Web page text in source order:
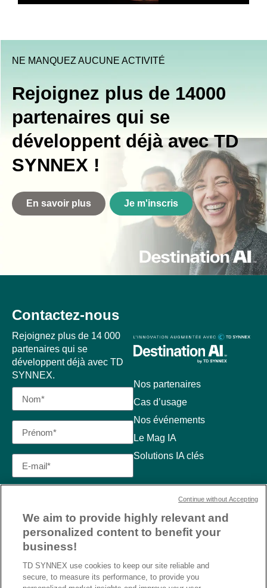
NE MANQUEZ AUCUNE ACTIVITÉ
Rejoignez plus de 14000
partenaires qui se
développent déjà avec TD
SYNNEX !
En savoir plus Je m'inscris
Nos partenaires
Cas d’usage
Nos événements
Le Mag IA
Solutions IA clés
Contactez-nous
Rejoignez plus de 14 000
partenaires qui se
développent déjà avec TD
SYNNEX.
We aim to provide highly relevant and
personalized content to benefit your
business!
TD SYNNEX use cookies to keep our site reliable and
secure, to measure its performance, to provide you
Continue without Accepting